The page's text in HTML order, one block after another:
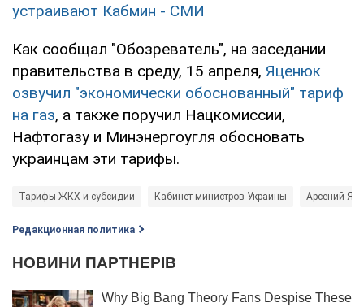
устраивают Кабмин - СМИ
Как сообщал "Обозреватель", на заседании
правительства в среду, 15 апреля, Яценюк
озвучил "экономически обоснованный" тариф
на газ, а также поручил Нацкомиссии,
Нафтогазу и Минэнергоугля обосновать
украинцам эти тарифы.
Тарифы ЖКХ и субсидии Кабинет министров Украины Арсений
Редакционная политика